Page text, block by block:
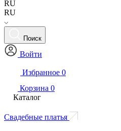
RU
RU
Поиск
Войти
Избранное 0
Корзина 0
Каталог
Свадебные платья